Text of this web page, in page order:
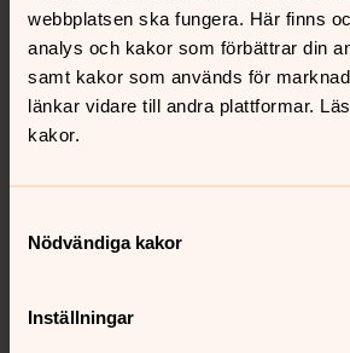
webbplatsen ska fungera. Här finns
analys och kakor som förbättrar din
samt kakor som används för
länkar vidare till andra plattformar.
kakor.
Nödvändiga kakor
Inställningar
Kontakt
Hitta snabbt